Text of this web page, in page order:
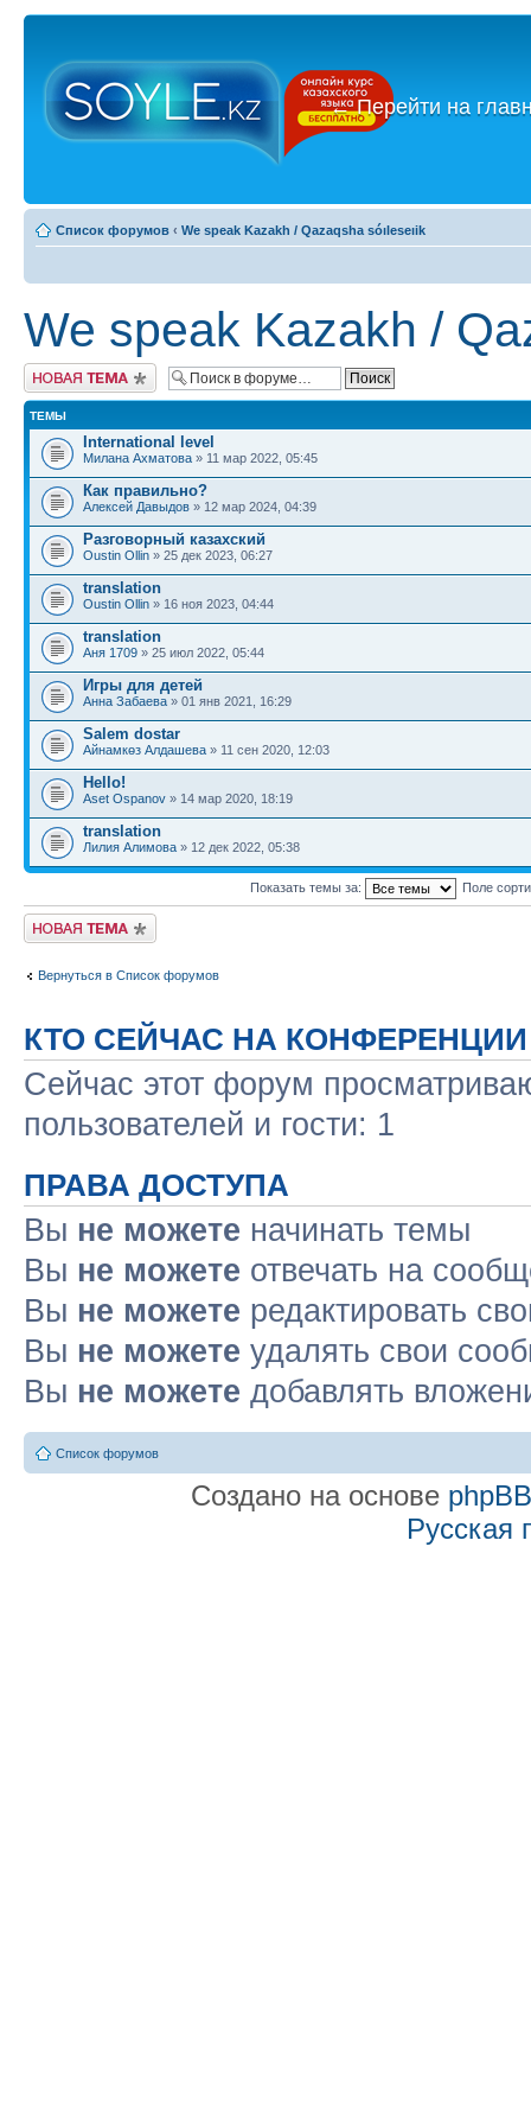
←Перейти на
Список форумов ‹ We speak Kazakh / Qazaqsha sóıleseıik
We speak Kazakh /
Новая тема
ТЕМЫ
International level
Милана Ахматова » 11 мар 2022, 05:45
Как правильно?
Алексей Давыдов » 12 мар 2024, 04:39
Разговорный казахский
Oustin Ollin » 25 дек 2023, 06:27
translation
Oustin Ollin » 16 ноя 2023, 04:44
translation
Аня 1709 » 25 июл 2022, 05:44
Игры для детей
Анна Забаева » 01 янв 2021, 16:29
Salem dostar
Айнамкөз Алдашева » 11 сен 2020, 12:03
Hello!
Aset Ospanov » 14 мар 2020, 18:19
translation
Лилия Алимова » 12 дек 2022, 05:38
Показать темы за: Поле
Новая тема
Вернуться в Список форумов
КТО СЕЙЧАС НА КОНФЕРЕНЦИИ
Сейчас этот форум
пользователей и гости: 1
ПРАВА ДОСТУПА
Вы не можете начинать темы
Вы не можете отвечать на
Вы не можете редактировать
Вы не можете удалять свои
Вы не можете добавлять
Список форумов
Создано на основе phpBB
Русская